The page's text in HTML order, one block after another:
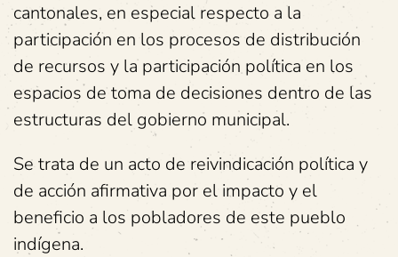
cantonales, en especial respecto a la
participación en los procesos de distribución
de recursos y la participación política en los
espacios de toma de decisiones dentro de las
estructuras del gobierno municipal.
Se trata de un acto de reivindicación política y
de acción afirmativa por el impacto y el
beneficio a los pobladores de este pueblo
indígena.